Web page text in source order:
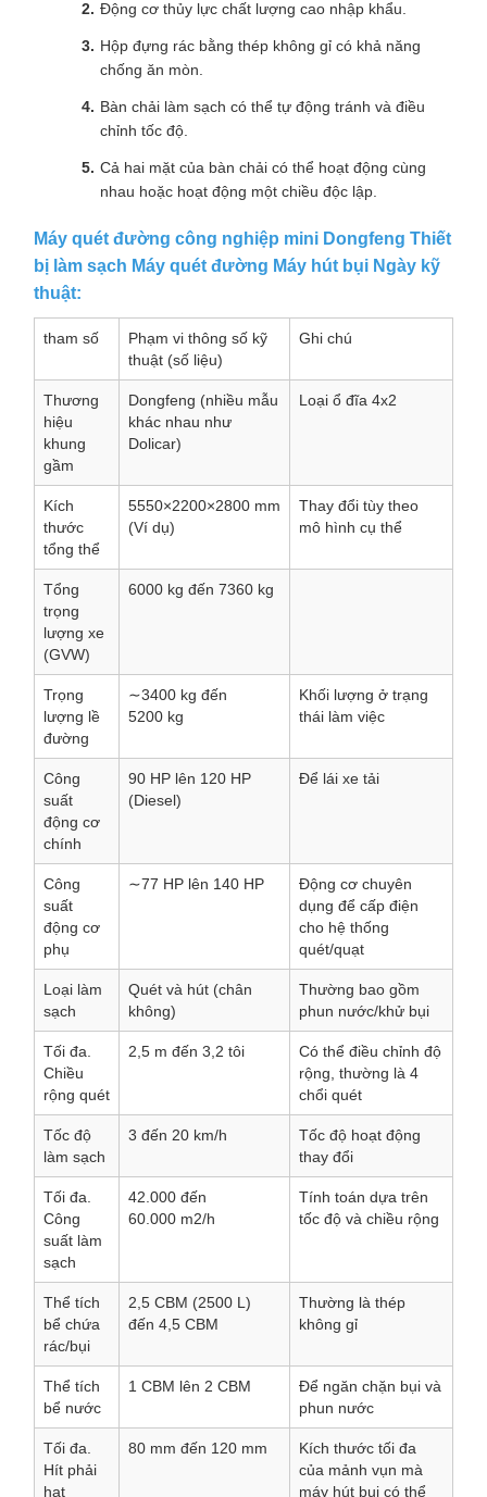
Động cơ thủy lực chất lượng cao nhập khẩu.
Hộp đựng rác bằng thép không gỉ có khả năng
chống ăn mòn.
Bàn chải làm sạch có thể tự động tránh và điều
chỉnh tốc độ.
Cả hai mặt của bàn chải có thể hoạt động cùng
nhau hoặc hoạt động một chiều độc lập.
Máy quét đường công nghiệp mini Dongfeng Thiết
bị làm sạch Máy quét đường Máy hút bụi Ngày kỹ
thuật:
tham số
Phạm vi thông số kỹ
thuật (số liệu)
Ghi chú
Thương
hiệu
khung
gầm
Dongfeng (nhiều mẫu
khác nhau như
Dolicar)
Loại ổ đĩa 4x2
Kích
thước
tổng thể
5550×2200×2800 mm
(Ví dụ)
Thay đổi tùy theo
mô hình cụ thể
Tổng
trọng
lượng xe
(GVW)
6000 kg đến 7360 kg
Trọng
lượng lề
đường
∼3400 kg đến
5200 kg
Khối lượng ở trạng
thái làm việc
Công
suất
động cơ
chính
90 HP lên 120 HP
(Diesel)
Để lái xe tải
Công
suất
động cơ
phụ
∼77 HP lên 140 HP
Động cơ chuyên
dụng để cấp điện
cho hệ thống
quét/quạt
Loại làm
sạch
Quét và hút (chân
không)
Thường bao gồm
phun nước/khử bụi
Tối đa.
Chiều
rộng quét
2,5 m đến 3,2 tôi
Có thể điều chỉnh độ
rộng, thường là 4
chổi quét
Tốc độ
làm sạch
3 đến 20 km/h
Tốc độ hoạt động
thay đổi
Tối đa.
Công
suất làm
sạch
42.000 đến
60.000 m2/h
Tính toán dựa trên
tốc độ và chiều rộng
Thể tích
bể chứa
rác/bụi
2,5 CBM (2500 L)
đến 4,5 CBM
Thường là thép
không gỉ
Thể tích
bể nước
1 CBM lên 2 CBM
Để ngăn chặn bụi và
phun nước
Tối đa.
Hít phải
hạt
80 mm đến 120 mm
Kích thước tối đa
của mảnh vụn mà
máy hút bụi có thể